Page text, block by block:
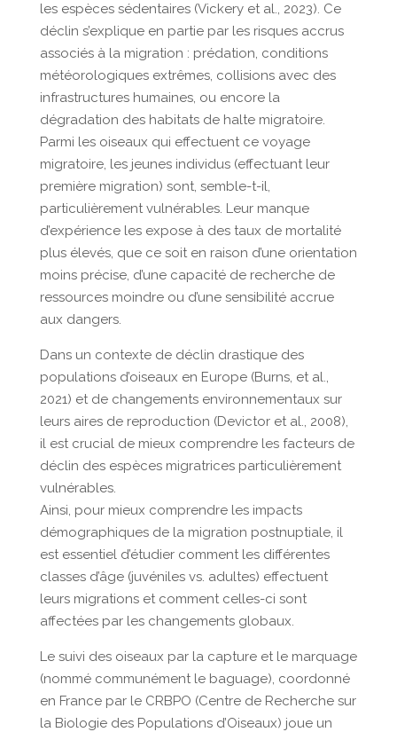
les espèces sédentaires (Vickery et al., 2023). Ce
déclin s’explique en partie par les risques accrus
associés à la migration : prédation, conditions
météorologiques extrêmes, collisions avec des
infrastructures humaines, ou encore la
dégradation des habitats de halte migratoire.
Parmi les oiseaux qui effectuent ce voyage
migratoire, les jeunes individus (effectuant leur
première migration) sont, semble-t-il,
particulièrement vulnérables. Leur manque
d’expérience les expose à des taux de mortalité
plus élevés, que ce soit en raison d’une orientation
moins précise, d’une capacité de recherche de
ressources moindre ou d’une sensibilité accrue
aux dangers.
Dans un contexte de déclin drastique des
populations d’oiseaux en Europe (Burns, et al.,
2021) et de changements environnementaux sur
leurs aires de reproduction (Devictor et al., 2008),
il est crucial de mieux comprendre les facteurs de
déclin des espèces migratrices particulièrement
vulnérables.
Ainsi, pour mieux comprendre les impacts
démographiques de la migration postnuptiale, il
est essentiel d’étudier comment les différentes
classes d’âge (juvéniles vs. adultes) effectuent
leurs migrations et comment celles-ci sont
affectées par les changements globaux.
Le suivi des oiseaux par la capture et le marquage
(nommé communément le baguage), coordonné
en France par le CRBPO (Centre de Recherche sur
la Biologie des Populations d’Oiseaux) joue un